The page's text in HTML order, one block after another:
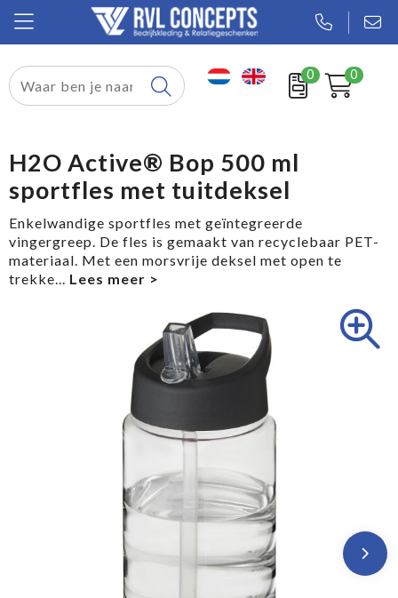
0 0
Relatiegeschenken
Tassen
Sport
Werkkleding
H2O Active® Bop 500 ml
sportfles met tuitdeksel
Enkelwandige sportfles met geïntegreerde
vingergreep. De fles is gemaakt van recyclebaar PET-
materiaal. Met een morsvrije deksel met open te
trekke...